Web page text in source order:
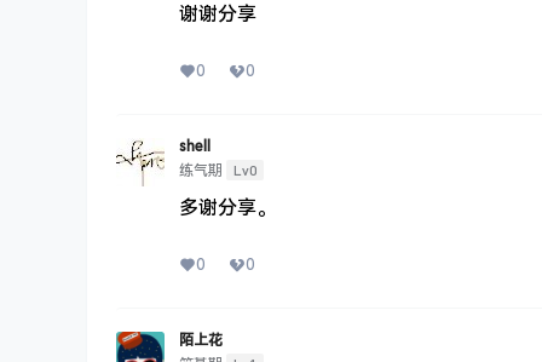
谢谢分享
0 0
shell
练气期
Lv0
多谢分享。
0 0
陌上花